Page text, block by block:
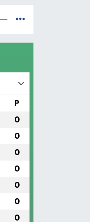
P
0
0
0
0
0
0
0